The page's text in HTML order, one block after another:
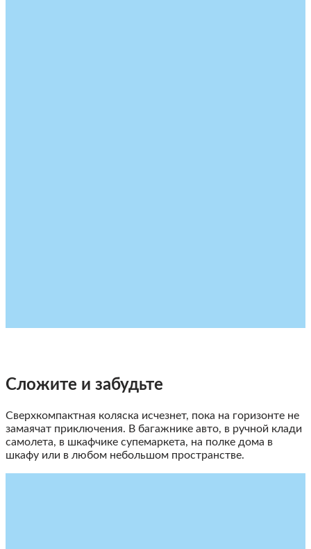
Сложите и забудьте
Cверхкомпактная коляска исчезнет, пока на горизонте не
замаячат приключения. В багажнике авто, в ручной клади
самолета, в шкафчике супемаркета, на полке дома в
шкафу или в любом небольшом пространстве.